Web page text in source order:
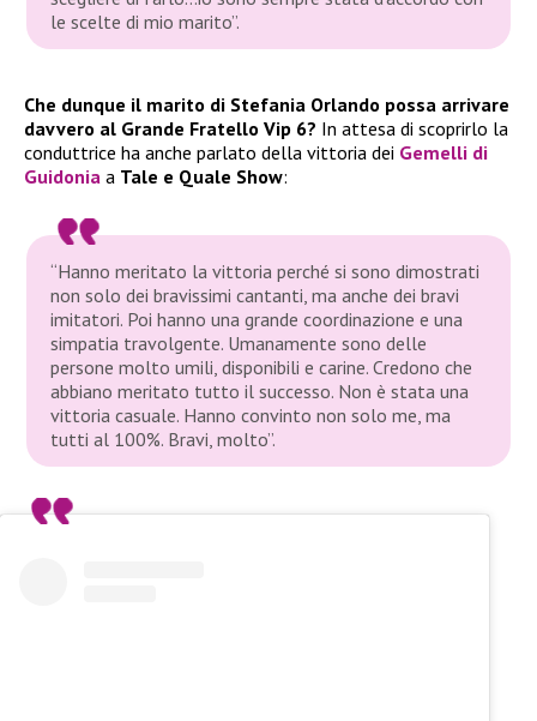
le scelte di mio marito”.
Che dunque il marito di Stefania Orlando possa arrivare
davvero al Grande Fratello Vip 6? In attesa di scoprirlo la
conduttrice ha anche parlato della vittoria dei Gemelli di
Guidonia a Tale e Quale Show:
“Hanno meritato la vittoria perché si sono dimostrati
non solo dei bravissimi cantanti, ma anche dei bravi
imitatori. Poi hanno una grande coordinazione e una
simpatia travolgente. Umanamente sono delle
persone molto umili, disponibili e carine. Credono che
abbiano meritato tutto il successo. Non è stata una
vittoria casuale. Hanno convinto non solo me, ma
tutti al 100%. Bravi, molto”.